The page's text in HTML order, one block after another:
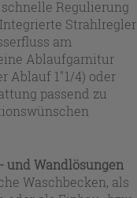
Regulierung
Strahlregler
am
Ablaufgarnitur
Ablauf 1"1/4) oder
passend zu
und Wandlösungen
Waschbecken, als